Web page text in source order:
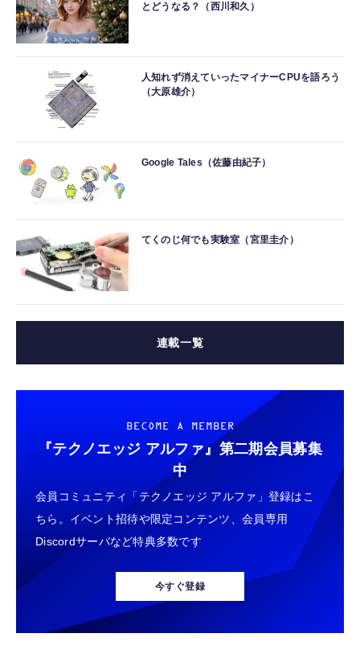
とどうなる？（西川和久）
人知れず消えていったマイナーCPUを語ろう
（大原雄介）
Google Tales（佐藤由紀子）
てくのじ何でも実験室（宮里圭介）
連載一覧
BECOME A MEMBER
『テクノエッジ アルファ』 第二期会員募集
中
会員コミュニティ「テクノエッジ アルファ」登録はこ
ちら。イベント招待や限定コンテンツ、会員専用
Discordサーバなど特典多数です
今すぐ登録